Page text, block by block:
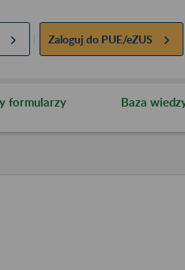
Zaloguj do PUE/eZUS
formularzy Baza